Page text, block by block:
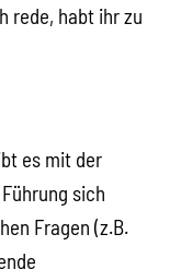
rede, habt ihr zu
es mit der
sich
Fragen (z.B.